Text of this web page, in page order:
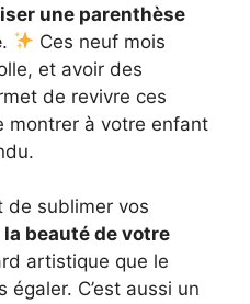
une parenthèse
.
Ces neuf mois
et avoir des
de revivre ces
montrer à votre enfant
de sublimer vos
beauté de votre
artistique que le
C’est aussi un